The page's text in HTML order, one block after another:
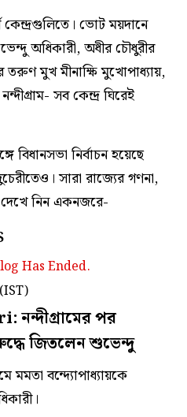
ভোট ময়দানে
অধিকারী, অধীর চৌধুরীর
তরুণ মুখ মীনাক্ষি মুখোপাধ্যায়,
সব কেন্দ্র ঘিরেই
বিধানসভা নির্বাচন হয়েছে
সারা রাজ্যের গণনা,
নিন একনজরে-
Has Ended.
পর
জিতলেন শুভেন্দু
মমতা বন্দ্যোপাধ্যায়কে